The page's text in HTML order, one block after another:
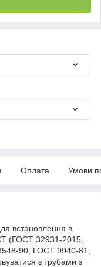
Оплата Умови
встановлення в
(ГОСТ 32931-2015,
90, ГОСТ 9940-81,
з трубами з